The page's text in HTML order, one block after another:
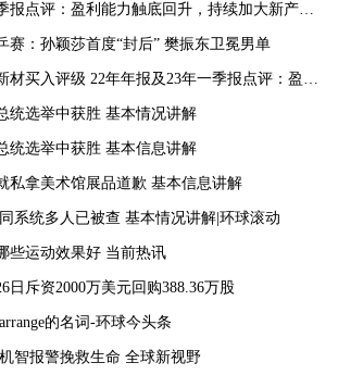
点评：盈利能力触底回升，持续加大新产品研发
赛：孙颖莎首度“封后” 樊振东卫冕男单
22年年报及23年一季报点评：盈利能力触底回升 持续加大新产品研发
统选举中获胜 基本情况讲解
统选举中获胜 基本信息讲解
私拿美术馆展品道歉 基本信息讲解
系统多人已被查 基本情况讲解|环球滚动
些运动效果好 当前热讯
日斥资2000万美元回购388.36万股
的名词-环球今头条
智报警挽救生命 全球新视野